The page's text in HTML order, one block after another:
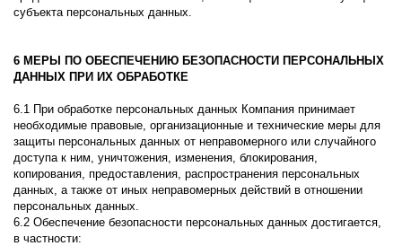
субъекта персональных данных.
6 МЕРЫ ПО ОБЕСПЕЧЕНИЮ БЕЗОПАСНОСТИ ПЕРСОНАЛЬНЫХ
ДАННЫХ ПРИ ИХ ОБРАБОТКЕ
6.1 При обработке персональных данных Компания принимает
необходимые правовые, организационные и технические меры для
защиты персональных данных от неправомерного или случайного
доступа к ним, уничтожения, изменения, блокирования,
копирования, предоставления, распространения персональных
данных, а также от иных неправомерных действий в отношении
персональных данных.
6.2 Обеспечение безопасности персональных данных достигается,
в частности: